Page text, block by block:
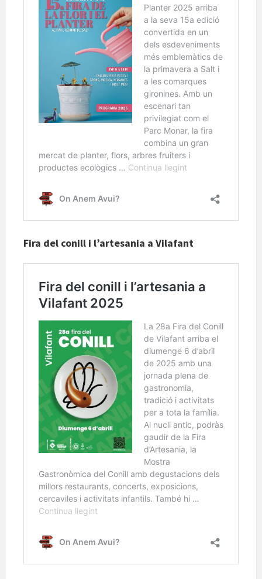
Fira del conill i l’artesania a Vilafant